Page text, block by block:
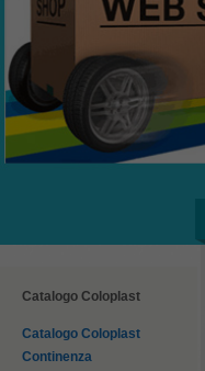
Catalogo Coloplast
Catalogo Coloplast
Continenza